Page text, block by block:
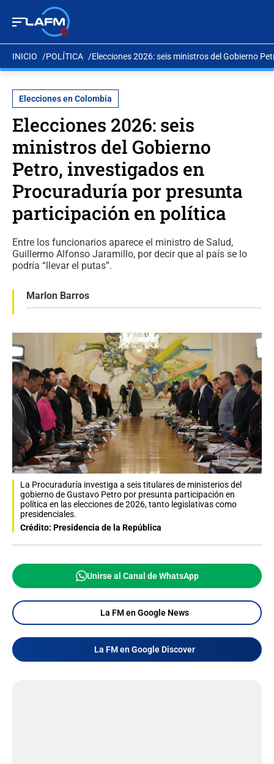
INICIO POLÍTICA Elecciones 2026: seis ministros del Gobierno
Elecciones en Colombia
Elecciones 2026: seis
ministros del Gobierno
Petro, investigados en
Procuraduría por presunta
participación en política
Entre los funcionarios aparece el ministro de Salud,
Guillermo Alfonso Jaramillo, por decir que al país se lo
podría “llevar el putas”.
Marlon Barros
La Procuraduría investiga a seis titulares de ministerios del
gobierno de Gustavo Petro por presunta participación en
política en las elecciones de 2026, tanto legislativas como
presidenciales.
Crédito: Presidencia de la República
Unirse al Canal de WhatsApp
La FM en Google News
La FM en Google Discover